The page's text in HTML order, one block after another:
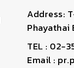
Address:
Phayathai
TEL : 02-
Email :